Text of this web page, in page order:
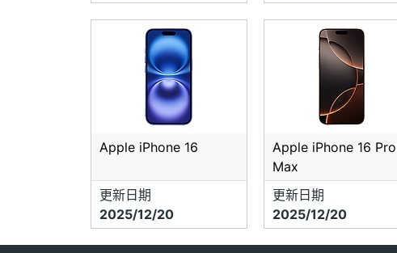
Apple iPhone 16
更新日期
2025/12/20
Apple iPhone 16 Pro
Max
更新日期
2025/12/20